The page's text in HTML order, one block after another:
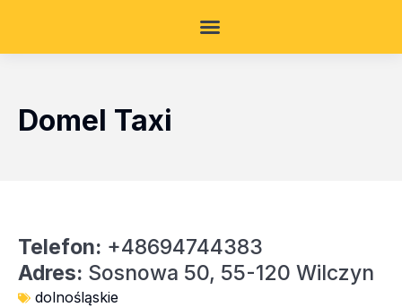
Domel Taxi
Telefon: +48694744383
Adres: Sosnowa 50, 55-120 Wilczyn
dolnośląskie